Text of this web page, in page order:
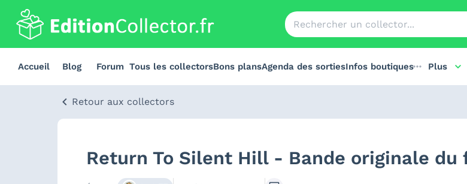
Accueil Blog Forum Tous les collectorsBons plansAgenda des sortiesInfos boutiques Plus
Retour aux collectors
Return To Silent Hill - Bande originale